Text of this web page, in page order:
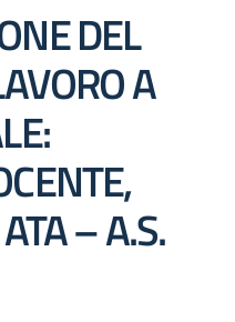
DEL
A
– A.S.